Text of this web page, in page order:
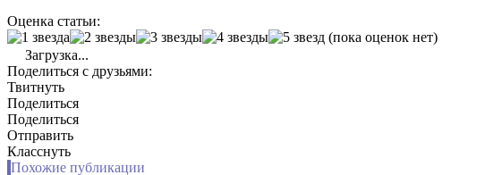
Оценка статьи:
(пока оценок нет)
Загрузка...
Поделиться с друзьями:
Твитнуть
Поделиться
Поделиться
Отправить
Класснуть
Похожие публикации